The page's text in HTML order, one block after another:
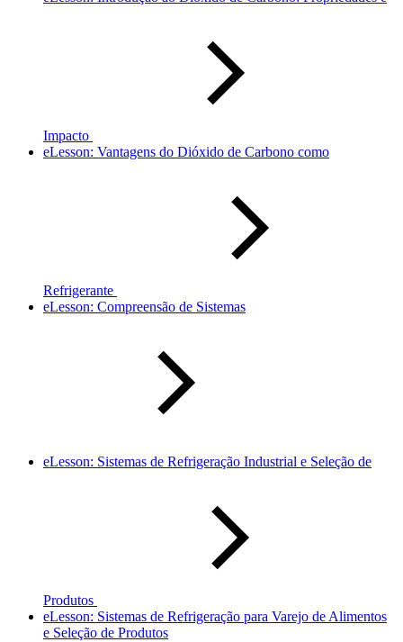
Impacto
eLesson: Vantagens do Dióxido de Carbono como
Refrigerante
eLesson: Compreensão de Sistemas
eLesson: Sistemas de Refrigeração Industrial e Seleção de
Produtos
eLesson: Sistemas de Refrigeração para Varejo de Alimentos
e Seleção de Produtos